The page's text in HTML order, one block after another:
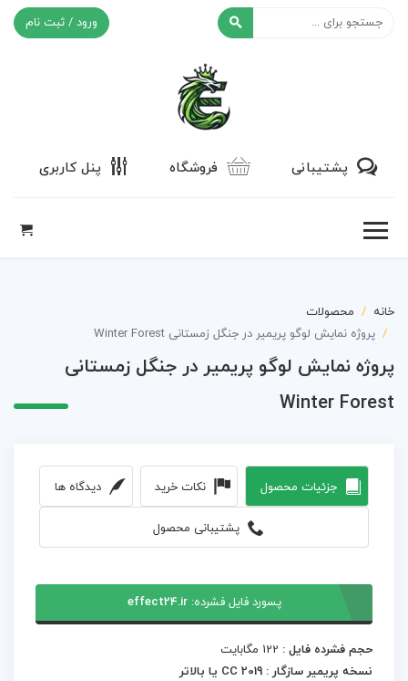
ورود / ثبت نام
پشتیبانی فروشگاه پنل کاربری
خانه
محصولات
پروژه نمایش لوگو پریمیر در جنگل زمستانی Winter Forest
پروژه نمایش لوگو پریمیر در جنگل زمستانی
Winter Forest
جزئیات محصول نکات خرید دیدگاه ها
پشتیبانی محصول
پسورد فایل فشرده:effect24.ir
حجم فشرده فایل :
نسخه پریمیر سازگار : CC 2019 یا بالاتر